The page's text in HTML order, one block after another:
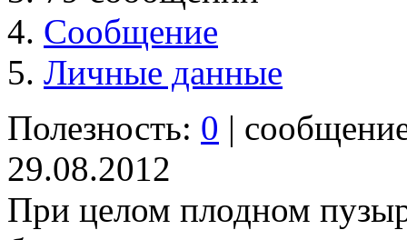
Сообщение
Личные данные
Полезность: 0 |
29.08.2012
При целом плодном